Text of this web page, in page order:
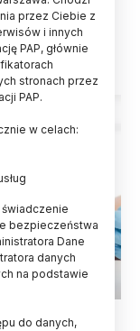
przez Ciebie z
i innych
PAP, głównie
stronach przez
PAP.
w celach:
bezpieczeństwa
Dane
danych
na podstawie
do danych,